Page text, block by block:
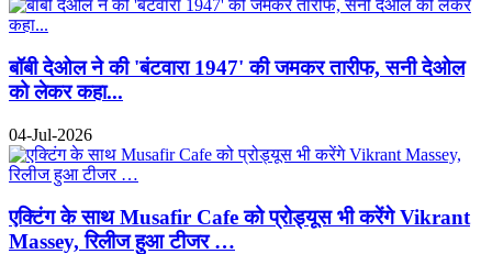
बॉबी देओल ने की 'बंटवारा 1947' की जमकर तारीफ, सनी देओल
को लेकर कहा...
04-Jul-2026
एक्टिंग के साथ Musafir Cafe को प्रोड्यूस भी करेंगे Vikrant
Massey, रिलीज हुआ टीजर …